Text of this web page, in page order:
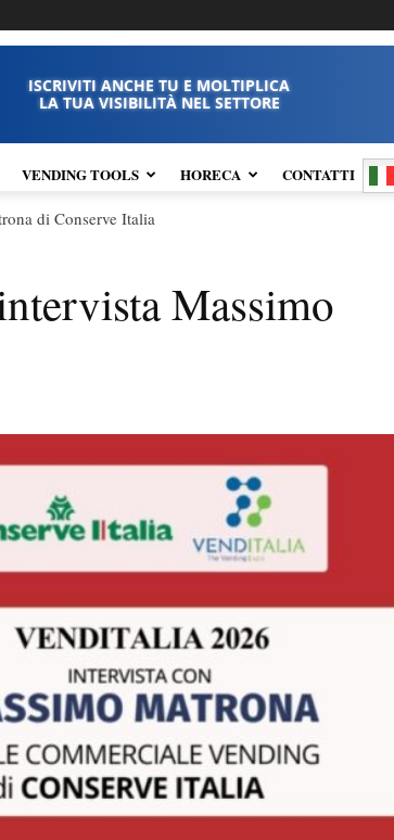
ISCRIVITI ANCHE TU E MOLTIPLICA
LA TUA VISIBILITÀ NEL SETTORE
VENDING TOOLS HORECA CONTATTI
di Conserve Italia
Massimo